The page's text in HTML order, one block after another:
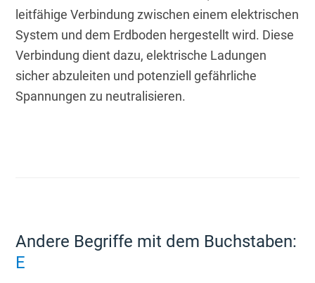
leitfähige Verbindung zwischen einem elektrischen
System und dem Erdboden hergestellt wird. Diese
Verbindung dient dazu, elektrische Ladungen
sicher abzuleiten und potenziell gefährliche
Spannungen zu neutralisieren.
Andere Begriffe mit dem Buchstaben:
E